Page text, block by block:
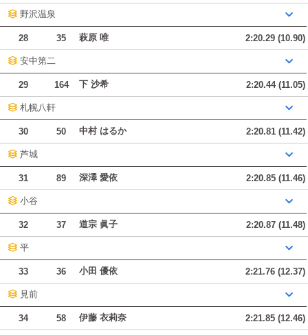
野沢温泉
28 35 萩原 唯 2:20.29 (10.90)
安中第二
29 164 下 沙希 2:20.44 (11.05)
札幌八軒
30 50 中村 はるか 2:20.81 (11.42)
芦城
31 89 深澤 愛依 2:20.85 (11.46)
小谷
32 37 道宗 眞子 2:20.87 (11.48)
平
33 36 小田 優依 2:21.76 (12.37)
見前
34 58 伊藤 衣莉奈 2:21.85 (12.46)